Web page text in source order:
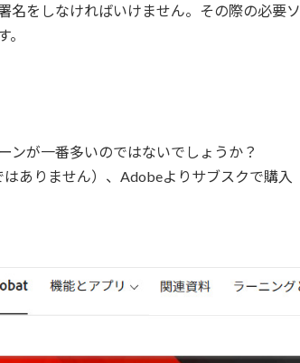
名をしなければいけません。その際の必要ソ
ンが一番多いのではないでしょうか？
ありません）、Adobeよりサブスクで購入